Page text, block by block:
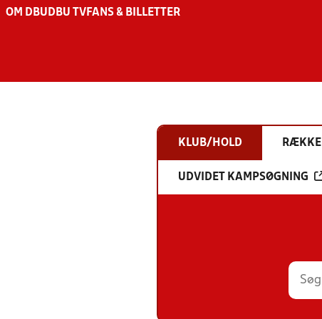
OM DBU DBU TV FANS & BILLETTER
KLUB/HOLD RÆKKE
UDVIDET KAMPSØGNING